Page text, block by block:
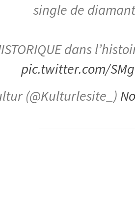
single de
dans
pic.twitter.com/
(@Kulturlesite_)